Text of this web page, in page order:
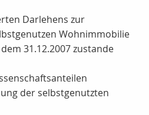
Darlehens zur
Wohnimmobilie
31.12.2007 zustande
der selbstgenutzten